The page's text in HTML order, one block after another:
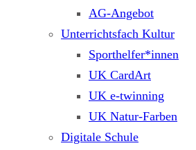
AG-Angebot
Unterrichtsfach Kultur
Sporthelfer*innen
UK CardArt
UK e-twinning
UK Natur-Farben
Digitale Schule